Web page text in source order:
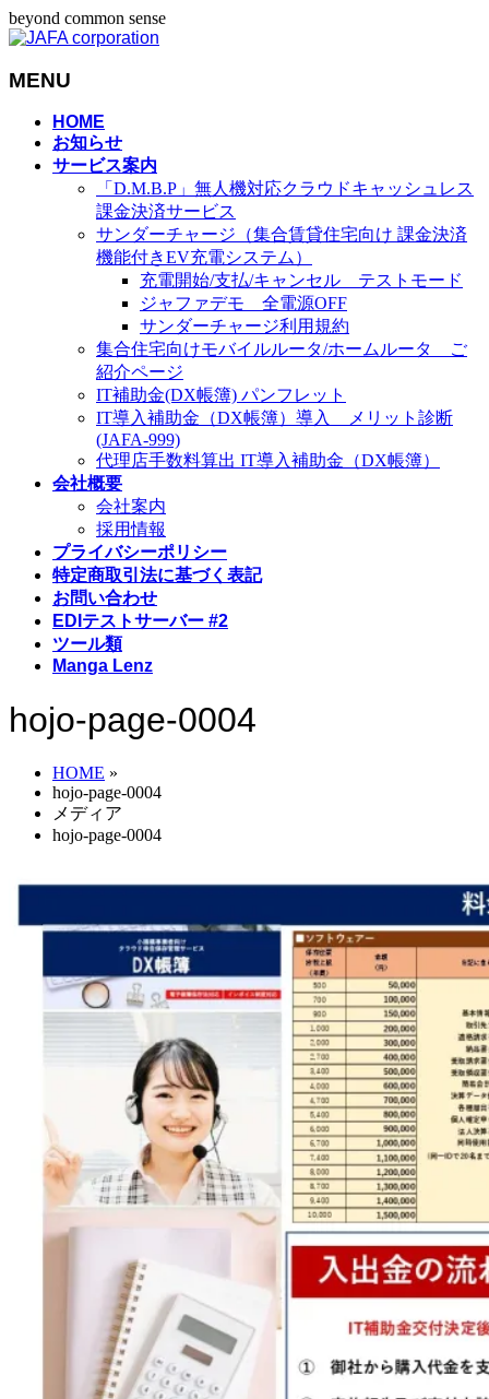
beyond common sense
MENU
HOME
お知らせ
サービス案内
「D.M.B.P」無人機対応クラウドキャッシュレス
課金決済サービス
サンダーチャージ（集合賃貸住宅向け 課金決済
機能付きEV充電システム）
充電開始/支払/キャンセル テストモード
ジャファデモ 全電源OFF
サンダーチャージ利用規約
集合住宅向けモバイルルータ/ホームルータ ご
紹介ページ
IT補助金(DX帳簿) パンフレット
IT導入補助金（DX帳簿）導入 メリット診断
(JAFA-999)
代理店手数料算出 IT導入補助金（DX帳簿）
会社概要
会社案内
採用情報
プライバシーポリシー
特定商取引法に基づく表記
お問い合わせ
EDIテストサーバー #2
ツール類
Manga Lenz
hojo-page-0004
HOME »
hojo-page-0004
メディア
hojo-page-0004